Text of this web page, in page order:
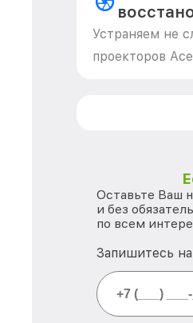
Устраняем не
проекторов
Оставьте Ваш
и без
по всем
Запишитесь